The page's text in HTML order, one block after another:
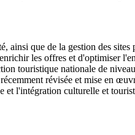
que de la gestion des sites
les offres et d'optimiser
touristique nationale de
révisée et mise en
et l'intégration culturelle et